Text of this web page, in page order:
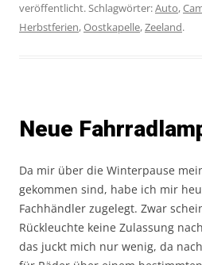
veröffentlicht. Schlagwörter:Auto,
Herbstferien,Oostkapelle,Zeeland.
Neue
Da mir über die Winterpause
gekommen sind, habe ich mir
Fachhändler zugelegt. Zwar
Rückleuchte keine Zulassung
das juckt mich nur wenig, da